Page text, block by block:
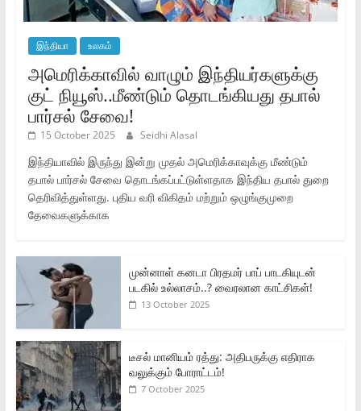
இந்தியா உலகம்
அமெரிக்காவில் வாழும் இந்தியர்களுக்கு
குட் நியூஸ்..மீண்டும் தொடங்கியது தபால்
பார்சல் சேவை!
15 October 2025 Seidhi Alasal
இந்தியாவில் இருந்து இன்று முதல் அமெரிக்காவுக்கு மீண்டும்
தபால் பார்சல் சேவை தொடங்கப்பட்டுள்ளதாக இந்திய தபால் துறை
தெரிவித்துள்ளது. புதிய வரி விகிதம் மற்றும் ஒழுங்குமுறை
தேவைகளுக்காக
முன்னாள் கனடா பிரதமர் பாப் பாடகியுடன்
படகில் உல்லாசம்..? வைரலான காட்சிகள்!
13 October 2025
டீசல் மானியம் ரத்து: அதிபருக்கு எதிராக
வலுக்கும் போராட்டம்!
7 October 2025